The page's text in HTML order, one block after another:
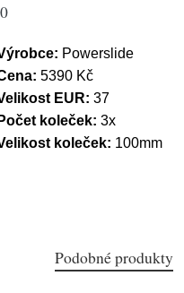
Powerslide
5390 Kč
EUR: 37
Počet koleček: 3x
koleček: 100mm
Podobné produkty